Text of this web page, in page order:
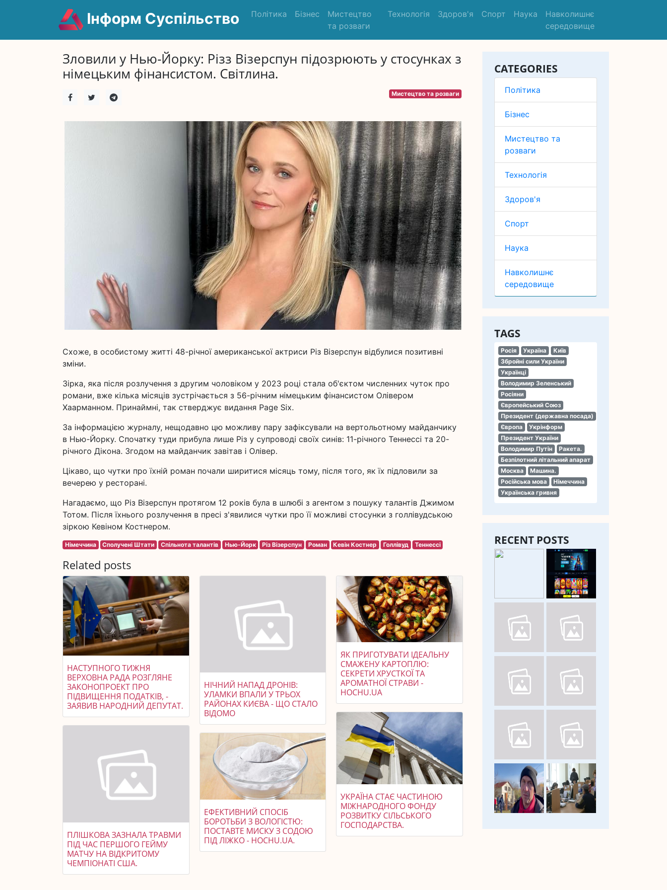
Інформ Суспільство Політика Бізнес
Мистецтво
та розваги
Технологія Здоров'я Спорт Наука
Навколишнє
середовище
CATEGORIES
Політика
Бізнес
Мистецтво та
розваги
Технологія
Здоров'я
Спорт
Наука
Навколишнє
середовище
TAGS
Росія Україна
Київ
Збройні сили України
Українці
Володимир Зеленський
Росіяни
Європейський Союз
Президент (державна посада)
Європа
Укрінформ
Президент України
Володимир Путін
Ракета.
Безпілотний літальний апарат
Москва
Машина.
Російська мова
Німеччина
Українська гривня
RECENT POSTS
Зловили у Нью-Йорку: Різз Візерспун підозрюють у стосунках з
німецьким фінансистом. Світлина.
Мистецтво та розваги
Схоже, в особистому житті 48-річної американської актриси Різ Візерспун відбулися позитивні
зміни.
Зірка, яка після розлучення з другим чоловіком у 2023 році стала об'єктом численних чуток про
романи, вже кілька місяців зустрічається з 56-річним німецьким фінансистом Олівером
Хаарманном. Принаймні, так стверджує видання Page Six.
За інформацією журналу, нещодавно цю можливу пару зафіксували на вертольотному майданчику
в Нью-Йорку. Спочатку туди прибула лише Різ у супроводі своїх синів: 11-річного Теннессі та 20-
річного Дікона. Згодом на майданчик завітав і Олівер.
Цікаво, що чутки про їхній роман почали ширитися місяць тому, після того, як їх підловили за
вечерею у ресторані.
Нагадаємо, що Різ Візерспун протягом 12 років була в шлюбі з агентом з пошуку талантів Джимом
Тотом. Після їхнього розлучення в пресі з'явилися чутки про її можливі стосунки з голлівудською
зіркою Кевіном Костнером.
Німеччина Сполучені Штати Спільнота талантів Нью-Йорк Різ Візерспун Роман Кевін Костнер Голлівуд Теннессі
Related posts
НАСТУПНОГО ТИЖНЯ
ВЕРХОВНА РАДА РОЗГЛЯНЕ
ЗАКОНОПРОЕКТ ПРО
ПІДВИЩЕННЯ ПОДАТКІВ, -
ЗАЯВИВ НАРОДНИЙ ДЕПУТАТ.
ПЛІШКОВА ЗАЗНАЛА ТРАВМИ
ПІД ЧАС ПЕРШОГО ГЕЙМУ
МАТЧУ НА ВІДКРИТОМУ
ЧЕМПІОНАТІ США.
НІЧНИЙ НАПАД ДРОНІВ:
УЛАМКИ ВПАЛИ У ТРЬОХ
РАЙОНАХ КИЄВА - ЩО СТАЛО
ВІДОМО
ЕФЕКТИВНИЙ СПОСІБ
БОРОТЬБИ З ВОЛОГІСТЮ:
ПОСТАВТЕ МИСКУ З СОДОЮ
ПІД ЛІЖКО - HOCHU.UA.
ЯК ПРИГОТУВАТИ ІДЕАЛЬНУ
СМАЖЕНУ КАРТОПЛЮ:
СЕКРЕТИ ХРУСТКОЇ ТА
АРОМАТНОЇ СТРАВИ -
HOCHU.UA
УКРАЇНА СТАЄ ЧАСТИНОЮ
МІЖНАРОДНОГО ФОНДУ
РОЗВИТКУ СІЛЬСЬКОГО
ГОСПОДАРСТВА.